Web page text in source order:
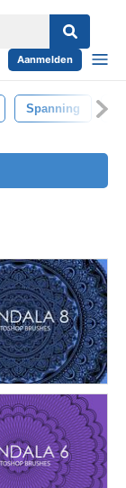
Aanmelden
Spanning